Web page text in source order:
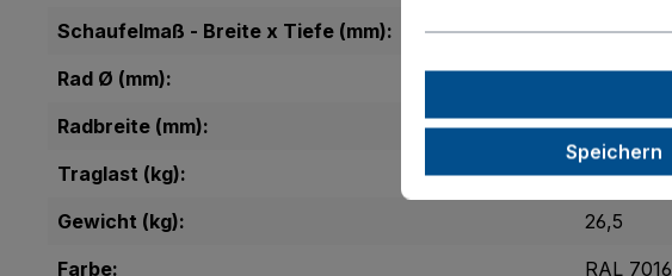
Schaufelmaß - Breite x Tiefe (mm):
300 x
Rad Ø (mm):
260
Radbreite (mm):
65
Traglast (kg):
200
Gewicht (kg):
26,5
Farbe:
RAL 7016
Speichern